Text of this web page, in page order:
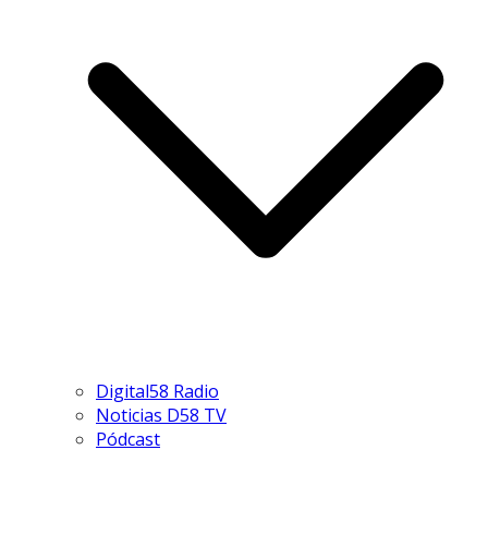
Digital58 Radio
Noticias D58 TV
Pódcast